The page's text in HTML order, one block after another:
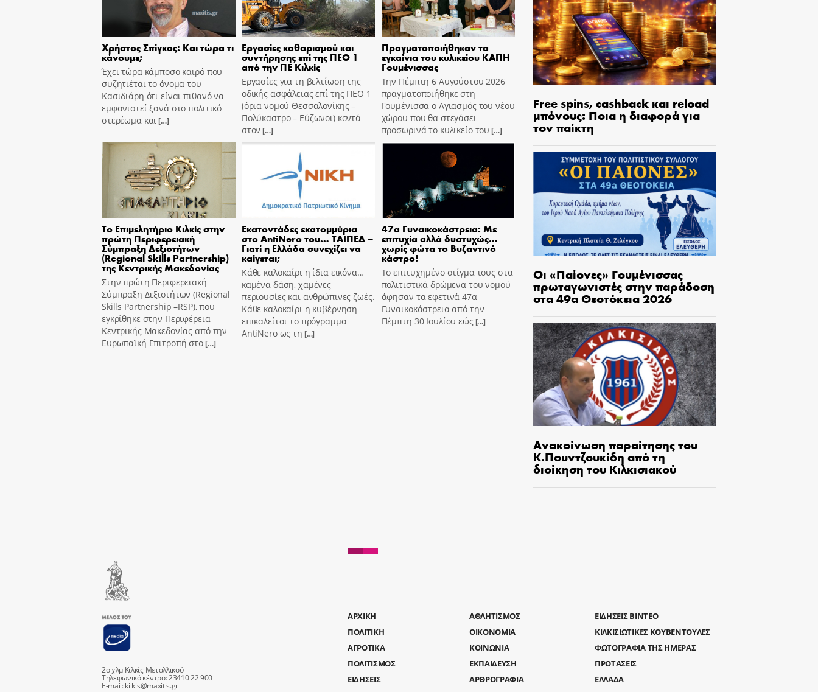
Χρήστος Σπίγκος: Και τώρα τι
κάνουμε;
Έχει τώρα κάμποσο καιρό που
συζητιέται το όνομα του
Κασιδιάρη ότι είναι πιθανό να
εμφανιστεί ξανά στο πολιτικό
στερέωμα και[…]
Εργασίες καθαρισμού και
συντήρησης επί της ΠΕΟ 1
από την ΠΕ Κιλκίς
Εργασίες για τη βελτίωση της
οδικής ασφάλειας επί της ΠΕΟ 1
(όρια νομού Θεσσαλονίκης –
Πολύκαστρο – Εύζωνοι) κοντά
στον […]
Πραγματοποιήθηκαν τα
εγκαίνια του κυλικείου ΚΑΠΗ
Γουμένισσας
Την Πέμπτη 6 Αυγούστου 2026
πραγματοποιήθηκε στη
Γουμένισσα ο Αγιασμός του νέου
χώρου που θα στεγάσει
προσωρινά το κυλικείο του […]
Το Επιμελητήριο Κιλκίς στην
πρώτη Περιφερειακή
Σύμπραξη Δεξιοτήτων
(Regional Skills Partnership)
της Κεντρικής Μακεδονίας
Στην πρώτη Περιφερειακή
Σύμπραξη Δεξιοτήτων (Regional
Skills Partnership –RSP), που
εγκρίθηκε στην Περιφέρεια
Κεντρικής Μακεδονίας από την
Ευρωπαϊκή Επιτροπή στο[…]
Εκατοντάδες εκατομμύρια
στο AntiNero του… ΤΑΙΠΕΔ –
Γιατί η Ελλάδα συνεχίζει να
καίγεται;
Κάθε καλοκαίρι η ίδια εικόνα…
καμένα δάση, χαμένες
περιουσίες και ανθρώπινες ζωές.
Κάθε καλοκαίρι η κυβέρνηση
επικαλείται το πρόγραμμα
AntiNero ως τη […]
47α Γυναικοκάστρεια: Με
επιτυχία αλλά δυστυχώς…
χωρίς φώτα το Βυζαντινό
κάστρο!
Το επιτυχημένο στίγμα τους στα
πολιτιστικά δρώμενα του νομού
άφησαν τα εφετινά 47α
Γυναικοκάστρεια από την
Πέμπτη 30 Ιουλίου εώς[…]
Free spins, cashback και reload
μπόνους: Ποια η διαφορά για
τον παίκτη
Οι «Παίονες» Γουμένισσας
πρωταγωνιστές στην παράδοση
στα 49α Θεοτόκεια 2026
Ανακοίνωση παραίτησης του
Κ.Πουντζουκίδη από τη
διοίκηση του Κιλκισιακού
2ο χλμ Κιλκίς Μεταλλικού
Τηλεφωνικό κέντρο: 23410 22 900
E-mail:kilkis@maxitis.gr
AΡΧΙΚΗ
ΑΘΛΗΤΙΣΜΟΣ
ΠΟΛΙΤΙΚΗ
ΟΙΚΟΝΟΜΙΑ
ΑΓΡΟΤΙΚΑ
ΚΟΙΝΩΝΙΑ
ΠΟΛΙΤΙΣΜΟΣ
ΕΚΠΑΙΔΕΥΣΗ
ΕΙΔΗΣΕΙΣ
ΑΡΘΡΟΓΡΑΦΙΑ
ΕΙΔΗΣΕΙΣ ΒΙΝΤΕΟ
ΚΙΛΚΙΣΙΩΤΙΚΕΣ ΚΟΥΒΕΝΤΟΥΛΕΣ
ΦΩΤΟΓΡΑΦΙΑ ΤΗΣ ΗΜΕΡΑΣ
ΠΡΟΤΑΣΕΙΣ
ΕΛΛΑΔΑ